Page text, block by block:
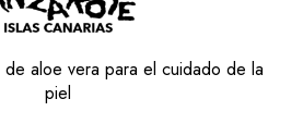
de aloe vera para el cuidado de la
piel